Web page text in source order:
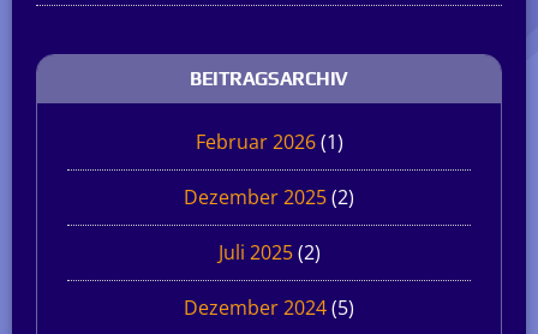
BEITRAGSARCHIV
Februar 2026(1)
Dezember 2025(2)
Juli 2025(2)
Dezember 2024(5)